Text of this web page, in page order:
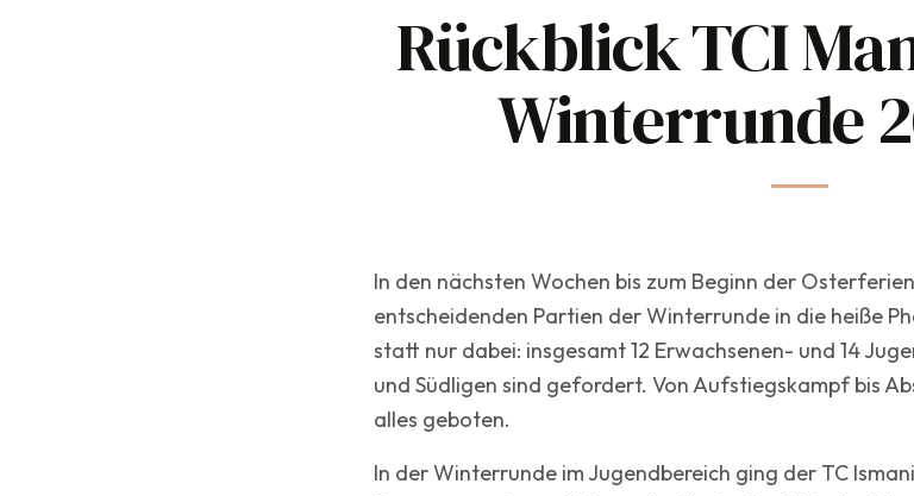
Rückblick TCI
Winterrunde
In den nächsten Wochen bis zum Beginn der
entscheidenden Partien der Winterrunde in die heiße
statt nur dabei: insgesamt 12 Erwachsenen- und 14
und Südligen sind gefordert. Von Aufstiegskampf bis
alles geboten.
In der Winterrunde im Jugendbereich ging der TC